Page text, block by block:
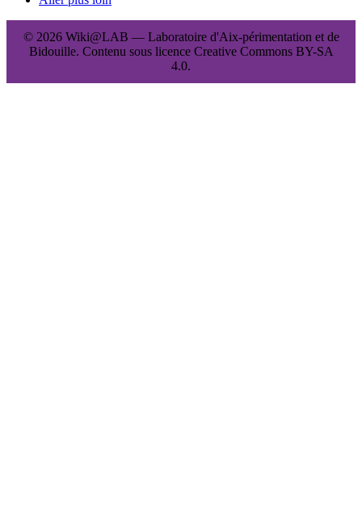
© 2026 Wiki@LAB — Laboratoire d'Aix-périmentation et de
Bidouille. Contenu sous licence Creative Commons BY-SA
4.0.